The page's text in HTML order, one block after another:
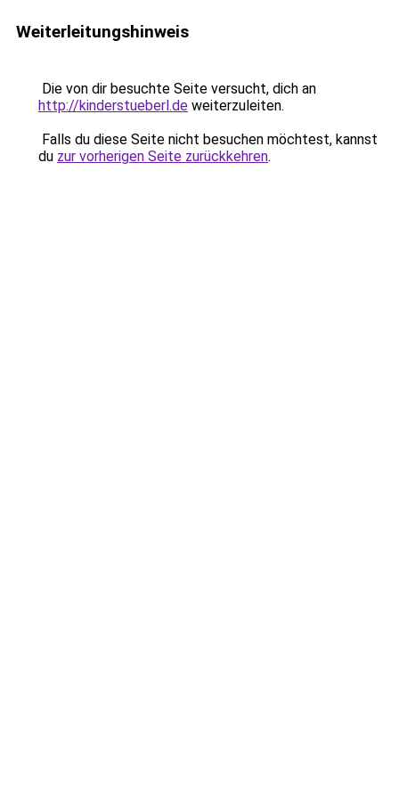
Weiterleitungshinweis
Die von dir besuchte Seite versucht, dich an
http://kinderstueberl.de weiterzuleiten.
Falls du diese Seite nicht besuchen möchtest, kannst
du zur vorherigen Seite zurückkehren.